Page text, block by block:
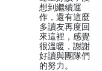
想到繼續運
作，還有這麼
多讀友再度回
來這裡，感覺
很溫暖，謝謝
好讀與團隊們
的努力。